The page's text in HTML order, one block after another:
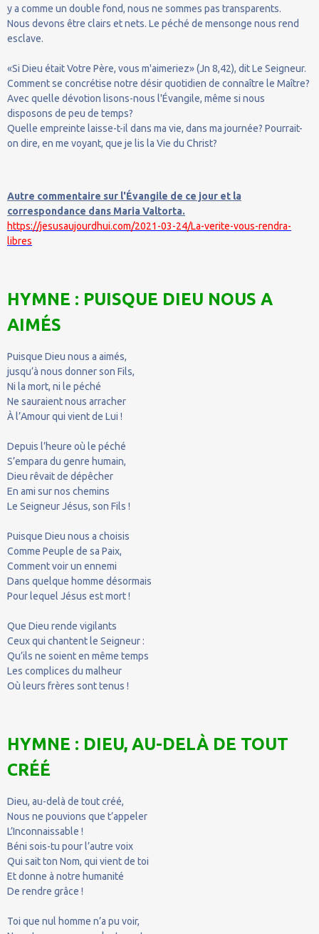
y a comme un double fond, nous ne sommes pas transparents.
Nous devons être clairs et nets. Le péché de mensonge nous rend
esclave.
«Si Dieu était Votre Père, vous m'aimeriez» (Jn 8,42), dit Le Seigneur.
Comment se concrétise notre désir quotidien de connaître le Maître?
Avec quelle dévotion lisons-nous l'Évangile, même si nous
disposons de peu de temps?
Quelle empreinte laisse-t-il dans ma vie, dans ma journée? Pourrait-
on dire, en me voyant, que je lis la Vie du Christ?
Autre commentaire sur l'Évangile de ce jour et la
correspondance dans Maria Valtorta.
https://jesusaujourdhui.com/2021-03-24/La-verite-vous-rendra-
libres
HYMNE : PUISQUE DIEU NOUS A
AIMÉS
Puisque Dieu nous a aimés,
jusqu’à nous donner son Fils,
Ni la mort, ni le péché
Ne sauraient nous arracher
À l’Amour qui vient de Lui !
Depuis l’heure où le péché
S’empara du genre humain,
Dieu rêvait de dépêcher
En ami sur nos chemins
Le Seigneur Jésus, son Fils !
Puisque Dieu nous a choisis
Comme Peuple de sa Paix,
Comment voir un ennemi
Dans quelque homme désormais
Pour lequel Jésus est mort !
Que Dieu rende vigilants
Ceux qui chantent le Seigneur :
Qu’ils ne soient en même temps
Les complices du malheur
Où leurs frères sont tenus !
HYMNE : DIEU, AU-DELÀ DE TOUT
CRÉÉ
Dieu, au-delà de tout créé,
Nous ne pouvions que t’appeler
L’Inconnaissable !
Béni sois-tu pour l’autre voix
Qui sait ton Nom, qui vient de toi
Et donne à notre humanité
De rendre grâce !
Toi que nul homme n’a pu voir,